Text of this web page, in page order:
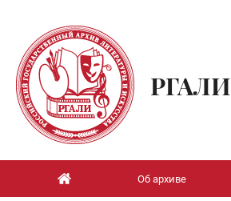
РГАЛИ
Об архиве